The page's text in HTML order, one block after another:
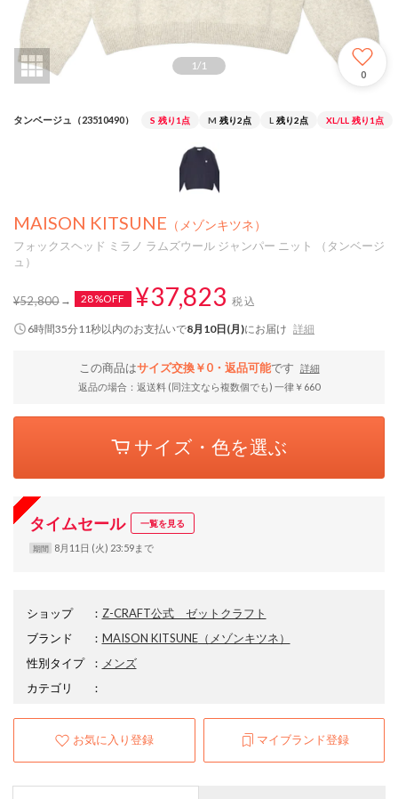
1 /1
0
タンベージュ（23510490） S 残り1点 M 残り2点 L 残り2点 XL/LL 残り1点
MAISON KITSUNE （メゾンキツネ）
フォックスヘッド ミラノ ラムズウール ジャンパー ニット （タンベージ
ュ）
¥52,800 28%OFF ¥37,823 税込
6時間35分10秒以内のお支払いで8月10日(月)にお届け 詳細
この商品はサイズ交換￥0・返品可能です
詳細
返品の場合：返送料 (同注文なら複数個でも) 一律￥660
サイズ・色を選ぶ
タイムセール 一覧を見る
期間 8月11日 (火) 23:59まで
ショップ ： Z-CRAFT公式 ゼットクラフト
ブランド
： MAISON KITSUNE（メゾンキツネ）
性別タイプ
： メンズ
カテゴリ
：
お気に入り登録 マイブランド登録